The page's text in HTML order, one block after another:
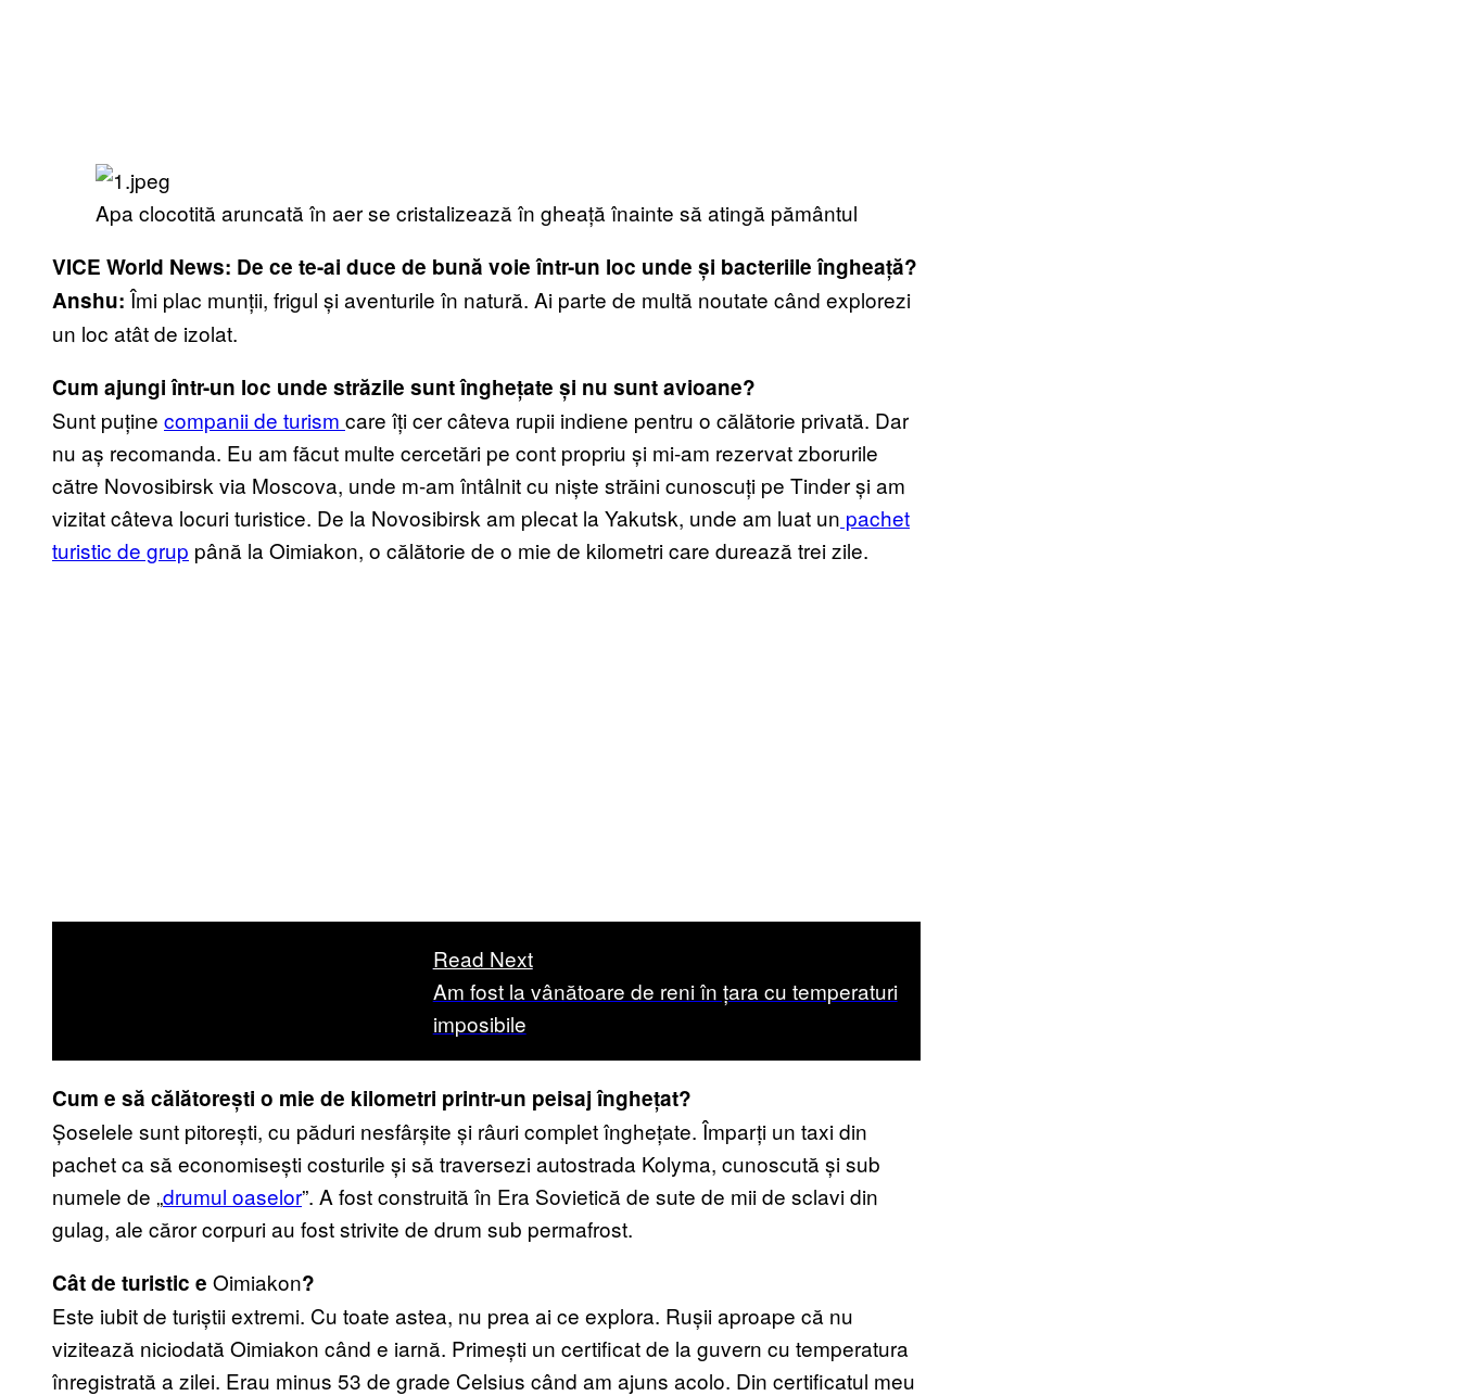
Apa clocotită aruncată în aer se cristalizează în gheață înainte să atingă pământul
VICE World News: De ce te-ai duce de bună voie într-un loc unde și bacteriile îngheață?
Anshu:Îmi plac munții, frigul și aventurile în natură. Ai parte de multă noutate când explorezi
un loc atât de izolat.
Cum ajungi într-un loc unde străzile sunt înghețate și nu sunt avioane?
Sunt puține companii de turism care îți cer câteva rupii indiene pentru o călătorie privată. Dar
nu aș recomanda. Eu am făcut multe cercetări pe cont propriu și mi-am rezervat zborurile
către Novosibirsk via Moscova, unde m-am întâlnit cu niște străini cunoscuți pe Tinder și am
vizitat câteva locuri turistice. De la Novosibirsk am plecat la Yakutsk, unde am luat un pachet
turistic de grup până la Oimiakon, o călătorie de o mie de kilometri care durează trei zile.
Read Next
Am fost la vânătoare de reni în țara cu temperaturi
imposibile
Cum e să călătorești o mie de kilometri printr-un peisaj înghețat?
Șoselele sunt pitorești, cu păduri nesfârșite și râuri complet înghețate. Împarți un taxi din
pachet ca să economisești costurile și să traversezi autostrada Kolyma, cunoscută și sub
numele de „drumul oaselor”. A fost construită în Era Sovietică de sute de mii de sclavi din
gulag, ale căror corpuri au fost strivite de drum sub permafrost.
Cât de turistic e Oimiakon?
Este iubit de turiștii extremi. Cu toate astea, nu prea ai ce explora. Rușii aproape că nu
vizitează niciodată Oimiakon când e iarnă. Primești un certificat de la guvern cu temperatura
înregistrată a zilei. Erau minus 53 de grade Celsius când am ajuns acolo. Din certificatul meu